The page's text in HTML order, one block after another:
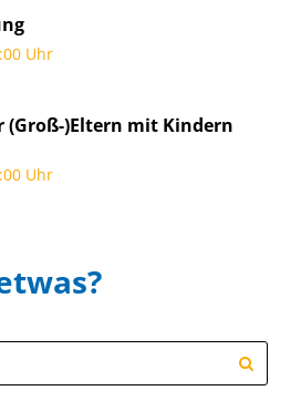
Uhr
)Eltern mit Kindern
Uhr